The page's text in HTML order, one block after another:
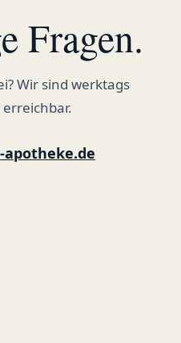
Fragen.
Wir sind werktags
apotheke.de